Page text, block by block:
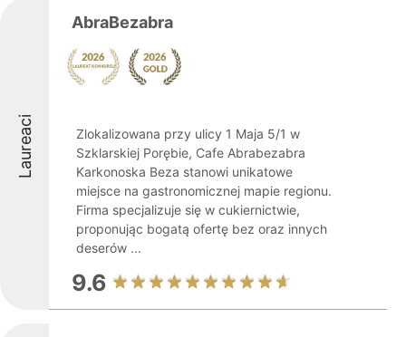
Laureaci
AbraBezabra
Zlokalizowana przy ulicy 1 Maja 5/1 w
Szklarskiej Porębie, Cafe Abrabezabra
Karkonoska Beza stanowi unikatowe
miejsce na gastronomicznej mapie regionu.
Firma specjalizuje się w cukiernictwie,
proponując bogatą ofertę bez oraz innych
deserów ...
9.6